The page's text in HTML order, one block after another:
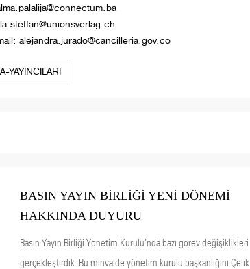
alejandra.jurado@cancilleria.gov.co
YAYINCILARI
BASIN YAYIN BİRLİĞİ YENİ DÖNEMİ
HAKKINDA DUYURU
Basın Yayın Birliği Yönetim Kurulu’nda bazı görev değişiklikleri
gerçekleştirdik. Bu minvalde yönetim kurulu başkanlığını Çelik